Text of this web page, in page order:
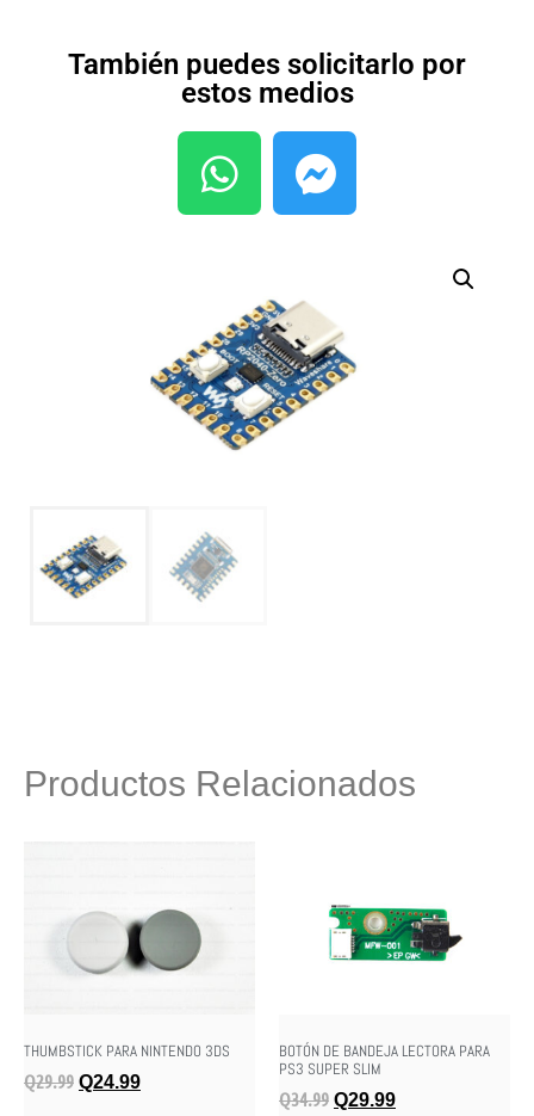
También puedes solicitarlo por
estos medios
Productos Relacionados
THUMBSTICK PARA NINTENDO 3DS
Q29.99 Q24.99
BOTÓN DE BANDEJA LECTORA PARA
PS3 SUPER SLIM
Q34.99 Q29.99